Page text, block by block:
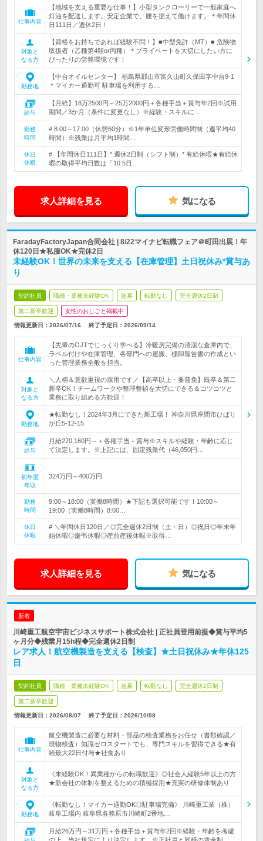
仕事内容
【地域を支える重要な仕事！】小型タンクローリーで一般家庭へ
灯油を配送します。安定企業で、腰を据えて働けます。＊年間休
日111日／週休2日！
対象と
なる方
【資格をお持ちであれば経験不問！】■中型免許（MT）■ 危険物
取扱者（乙種第4類or丙種）＊プライベートを大切にしたい方に
ぴったりの労務環境です！
勤務地
【中台オイルセンター】 福島県郡山市富久山町久保田字中台9-1
＊マイカー通勤可 駐車場を利用する…
給与
【月給】18万2500円～25万2000円＋各種手当＋賞与年2回※試用
期間／3か月（条件に変更なし）※経験・スキルに…
勤務
時間
# 8:00～17:00（休憩60分）※1年単位変形労働時間制（週平均40
時間）※残業は月平均1時間…
休日
休暇
# 【年間休日111日】* 週休2日制（シフト制）* 有給休暇★有給休
暇の取得平均日数は「10.5日…
求人詳細を見る 気になる
FaradayFactoryJapan合同会社 | 8/22マイナビ転職フェア＠町田出展！年
休120日★私服OK★完休2日
未経験OK！世界の未来を支える【在庫管理】土日祝休み*賞与あ
り
契約社員 職種・業種未経験OK 急募 転勤なし 完全週休2日制
第二新卒歓迎 女性のおしごと掲載中
情報更新日：2026/07/16 終了予定日： 2026/09/14
仕事内容
【先輩のOJTでじっくり学べる】冷暖房完備の清潔な倉庫内で、
ラベル付けや在庫管理、各部門への運搬、棚卸報告書の作成とい
った管理業務全般を担当。
対象と
なる方
＼人柄＆意欲重視の採用です／【高卒以上・要普免】既卒＆第二
新卒OK！チームワークや整理整頓を大切にできる＆コツコツと
業務に取り組める方歓迎！
勤務地
★転勤なし！2024年3月にできた新工場！ 神奈川県座間市ひばり
が丘5-12-15
給与
月給270,160円～＋各種手当＋賞与※スキルや経験・年齢に応じ
て決定します。※上記には、固定残業代（46,050円…
初年度
年収
324万円～400万円
勤務
時間
9:00～18:00（実働8時間）★下記も選択可能です！10:00～
19:00（実働8時間）8:00…
休日
休暇
# ＼年間休日120日／◎完全週休2日制（土・日）◎祝日◎年末年
始休暇◎慶弔休暇◎産前産後休暇※取得…
求人詳細を見る 気になる
新着
川崎重工航空宇宙ビジネスサポート株式会社 | 正社員登用前提◆賞与平均5
ヶ月分◆残業月15h程◆完全週休2日制
レア求人！航空機製造を支える【検査】★土日祝休み★年休125
日
契約社員 職種・業種未経験OK 急募 転勤なし 完全週休2日制
第二新卒歓迎
情報更新日：2026/08/07 終了予定日： 2026/10/08
仕事内容
航空機製造に必要な材料・部品の検査業務をお任せ（書類確認／
現物検査）知識ゼロスタートでも、専門スキルを習得できる★有
給最大22日付与★社食あり
対象と
なる方
《未経験OK！異業種からの転職歓迎》◎社会人経験5年以上の方
★新会社の体制を整えるための積極採用★充実の研修体制あり
勤務地
《転勤なし！マイカー通勤OK◎駐車場完備》 川崎重工業（株）
岐阜工場内 岐阜県各務原市川崎町2番地…
月給26万円～31万円＋各種手当＋賞与年2回※経験・年齢を考慮